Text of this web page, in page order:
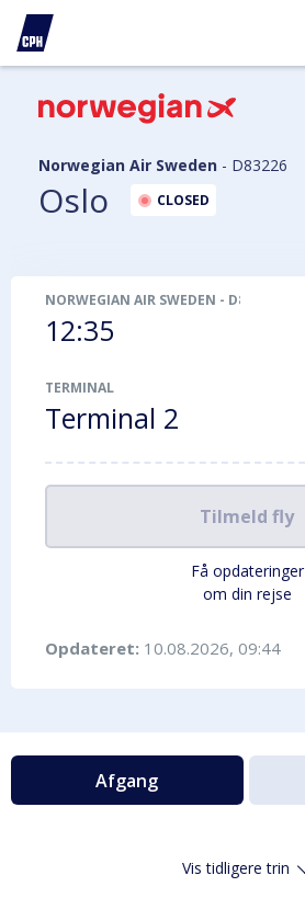
Norwegian Air Sweden - D83226
Oslo CLOSED
NORWEGIAN AIR SWEDEN - D83226
12:35
TERMINAL
Terminal 2
Tilmeld fly
Få opdateringer
om din rejse
Opdateret: 10.08.2026, 09:44
Afgang
Vis tidligere trin